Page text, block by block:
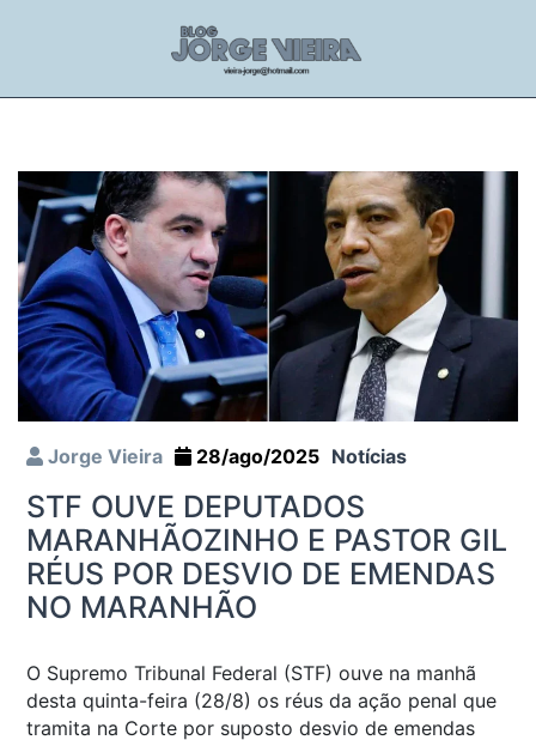
Jorge Vieira 28/ago/2025 Notícias
STF OUVE DEPUTADOS
MARANHÃOZINHO E PASTOR GIL
RÉUS POR DESVIO DE EMENDAS
NO MARANHÃO
O Supremo Tribunal Federal (STF) ouve na manhã
desta quinta-feira (28/8) os réus da ação penal que
tramita na Corte por suposto desvio de emendas